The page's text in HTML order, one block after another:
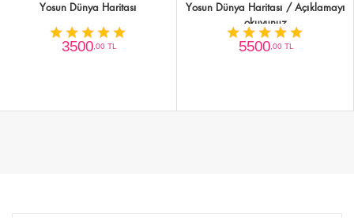
Yosun Dünya Haritası
3500,00 TL
Yosun Dünya Haritası / Açıklamayı
okuyunuz
5500,00 TL